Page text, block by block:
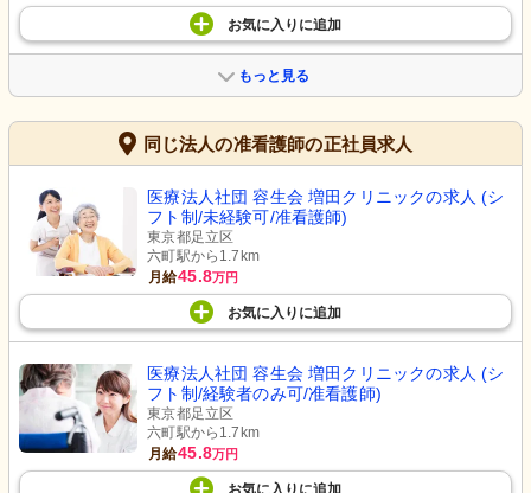
お気に入り に追加
もっと見る
同じ法人の准看護師の正社員求人
医療法人社団 容生会 増田クリニックの求人 (シ
フト制/未経験可/准看護師)
東京都足立区
六町駅から1.7km
月給45.8万円
お気に入り に追加
医療法人社団 容生会 増田クリニックの求人 (シ
フト制/経験者のみ可/准看護師)
東京都足立区
六町駅から1.7km
月給45.8万円